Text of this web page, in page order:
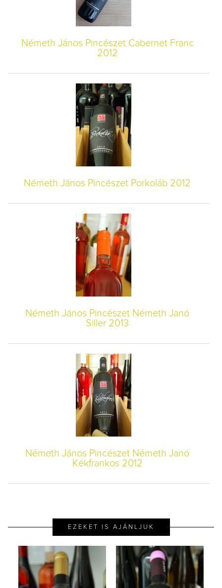
Németh János Pincészet Cabernet Franc
2012
Németh János Pincészet Porkoláb 2012
Németh János Pincészet Németh Janó
Siller 2013
Németh János Pincészet Németh Janó
Kékfrankos 2012
EZEKET IS AJÁNLJUK